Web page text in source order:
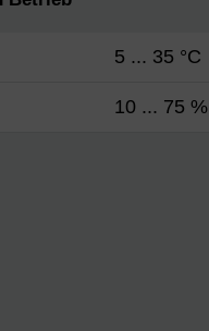
5 ... 35 °C
10 ... 75 %